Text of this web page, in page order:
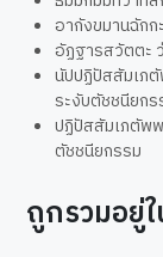
อากังขมานฉัก
อัฏฐารสวัตตะ
นัปปฏิปัสสัมเภ
ระงับตัชชนียกร
ปฏิปัสสัมเภตัพ
ตัชชนียกรรม
ถูกรวมอยู่